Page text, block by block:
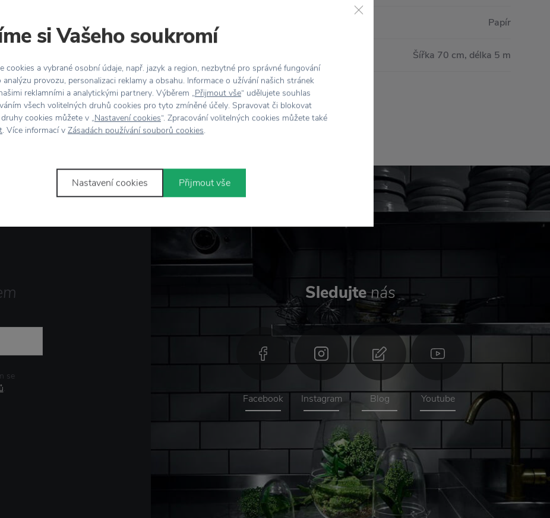
jste milovníci
cestou.
Papír
Šířka 70 cm, délka 5 m
se
.
Sledujtenás
Facebook Instagram Blog Youtube
si Vašeho soukromí
cookies a vybrané osobní údaje, např. jazyk a region, nezbytné pro správné fungování
provozu, personalizaci reklamy a obsahu. Informace o užívání našich stránek
reklamními a analytickými partnery. Výběrem „Přijmout vše“ udělujete souhlas
všech volitelných druhů cookies pro tyto zmíněné účely. Spravovat či blokovat
cookies můžete v „Nastavení cookies“. Zpracování volitelných cookies můžete také
. Více informací v Zásadách používání souborů cookies.
Nastavení cookies Přijmout vše